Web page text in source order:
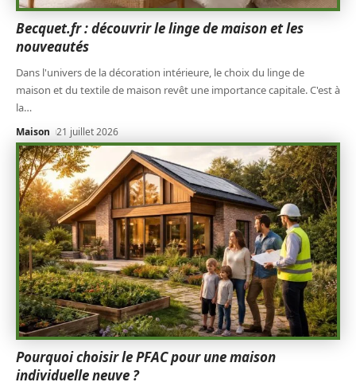
Becquet.fr : découvrir le linge de maison et les
nouveautés
Dans l'univers de la décoration intérieure, le choix du linge de
maison et du textile de maison revêt une importance capitale. C'est à
la…
Maison 21 juillet 2026
Pourquoi choisir le PFAC pour une maison
individuelle neuve ?